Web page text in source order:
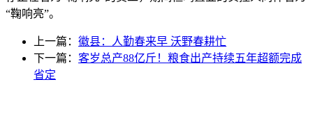
“鞠响亮”。
上一篇： 徽县：人勤春来早 沃野春耕忙
下一篇： 客岁总产88亿斤！粮食出产持续五年超额完成
省定